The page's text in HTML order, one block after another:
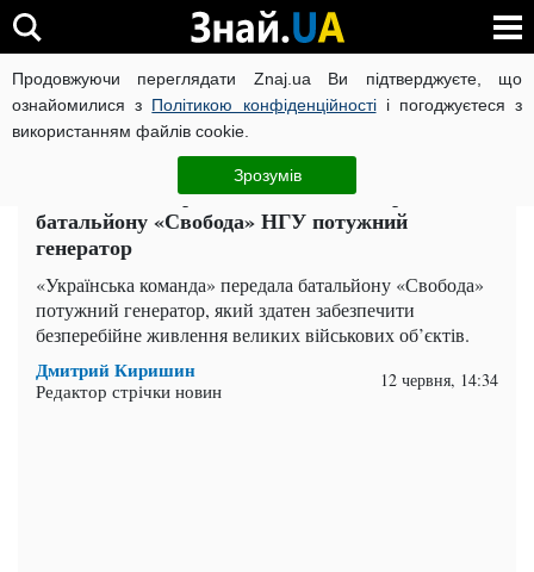
Продовжуючи переглядати Znaj.ua Ви підтверджуєте, що
ознайомилися з Політикою конфіденційностіі погоджуєтеся з
використанням файлів cookie.
Зрозумів
ВІЙНА РОСІЇ ПРОТИ УКРАЇНИ КОРОНАВІРУС В УКРАЇНІ
Політика ЧИТАТЬ НА РУССКОМ
Палатний: «Українська команда» передала
батальйону «Свобода» НГУ потужний
генератор
«Українська команда» передала батальйону «Свобода»
потужний генератор, який здатен забезпечити
безперебійне живлення великих військових об’єктів.
Дмитрий Киришин
Редактор стрічки новин 12 червня, 14:34